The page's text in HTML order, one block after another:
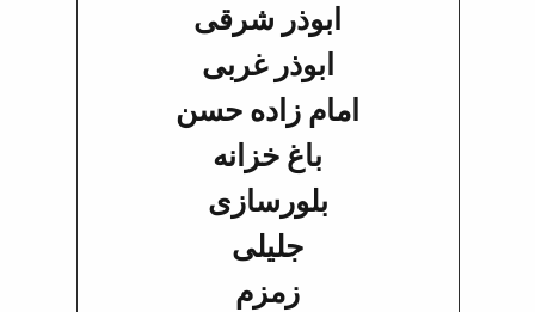
ابوذر شرقی
ابوذر غربی
امام زاده حسن
باغ خزانه
بلورسازی
جلیلی
زمزم